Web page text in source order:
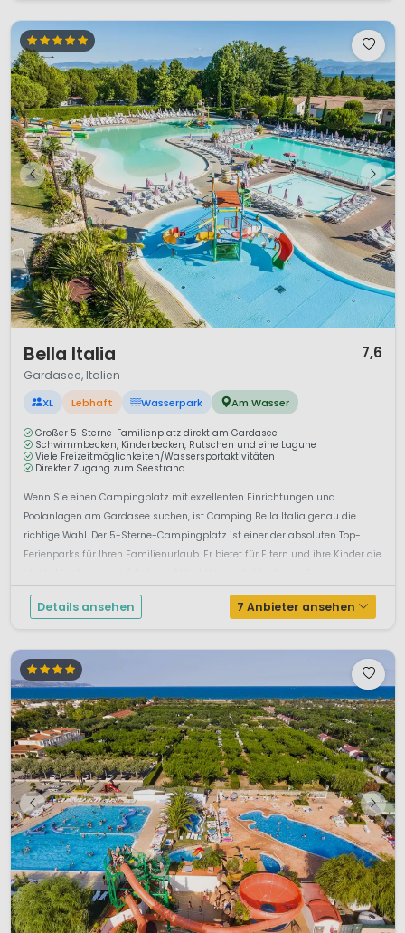
Bella Italia 7,6
Gardasee, Italien
XL Lebhaft Wasserpark Am Wasser
Großer 5-Sterne-Familienplatz direkt am Gardasee
Schwimmbecken, Kinderbecken, Rutschen und eine Lagune
Viele Freizeitmöglichkeiten/Wassersportaktivitäten
Direkter Zugang zum Seestrand
Wenn Sie einen Campingplatz mit exzellenten Einrichtungen und
Poolanlagen am Gardasee suchen, ist Camping Bella Italia genau die
richtige Wahl. Der 5-Sterne-Campingplatz ist einer der absoluten Top-
Ferienparks für Ihren Familienurlaub. Er bietet für Eltern und ihre Kinder die
Details ansehen 7 Anbieter ansehen